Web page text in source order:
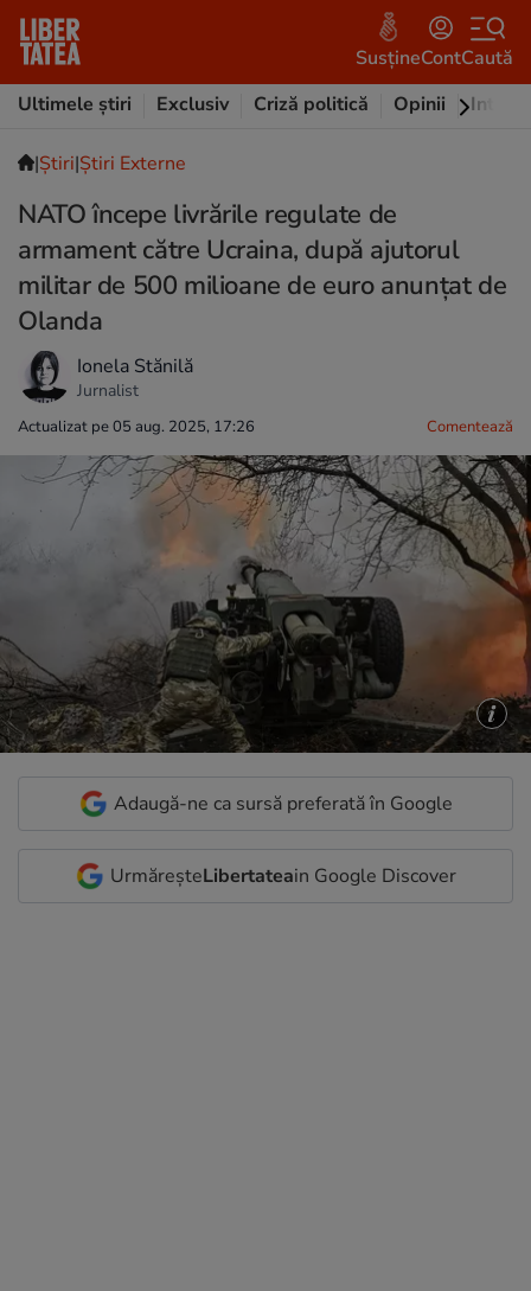
SusțineContCaută
Ultimele știri
Exclusiv Criză politică Opinii
|Ştiri|Știri Externe
NATO începe livrările regulate de
armament către Ucraina, după ajutorul
militar de 500 milioane de euro anunțat de
Olanda
Ionela Stănilă
Jurnalist
Actualizat pe 05 aug. 2025, 17:26 Comentează
Adaugă-ne ca sursă preferată în Google
UrmăreșteLibertateain Google Discover